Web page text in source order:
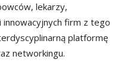
lekarzy,
firm z tego
platformę
networkingu.